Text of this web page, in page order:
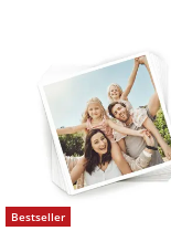
Bestseller